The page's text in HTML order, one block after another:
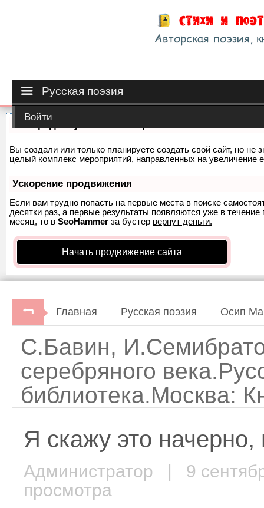
Русская поэзия
Войти
Вы создали или только планируете создать свой сайт, но не
целый комплекс мероприятий, направленных на увеличение
Ускорение продвижения
Если вам трудно попасть на первые места в поиске
десятки раз, а первые результаты появляются уже в
месяц, то в SeoHammer за бустер вернут деньги.
Начать продвижение сайта
Главная Русская поэзия Осип
С.Бавин,
серебряного
библиотека.Москва:
Я скажу это
Администратор | 9
просмотра